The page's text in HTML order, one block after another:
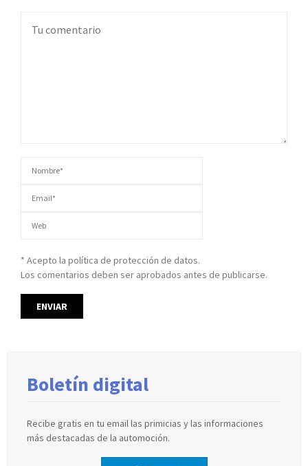
* Acepto la política de protección de datos.
Los comentarios deben ser aprobados antes de publicarse.
Boletín digital
Recibe gratis en tu email las primicias y las informaciones
más destacadas de la automoción.